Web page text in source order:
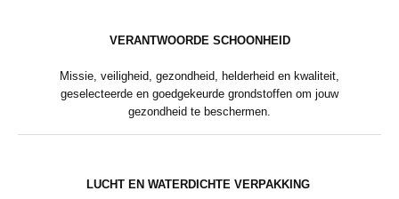
VERANTWOORDE SCHOONHEID
Missie, veiligheid, gezondheid, helderheid en kwaliteit,
geselecteerde en goedgekeurde grondstoffen om jouw
gezondheid te beschermen.
LUCHT EN WATERDICHTE VERPAKKING